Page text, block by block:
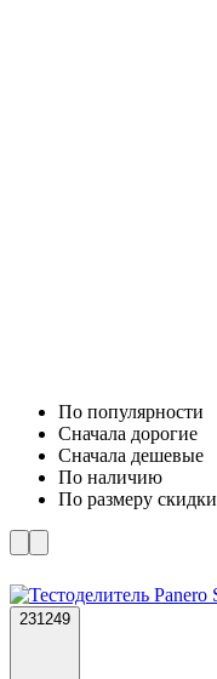
По популярности
Cначала дорогие
Cначала дешевые
По наличию
По размеру скидки
231249